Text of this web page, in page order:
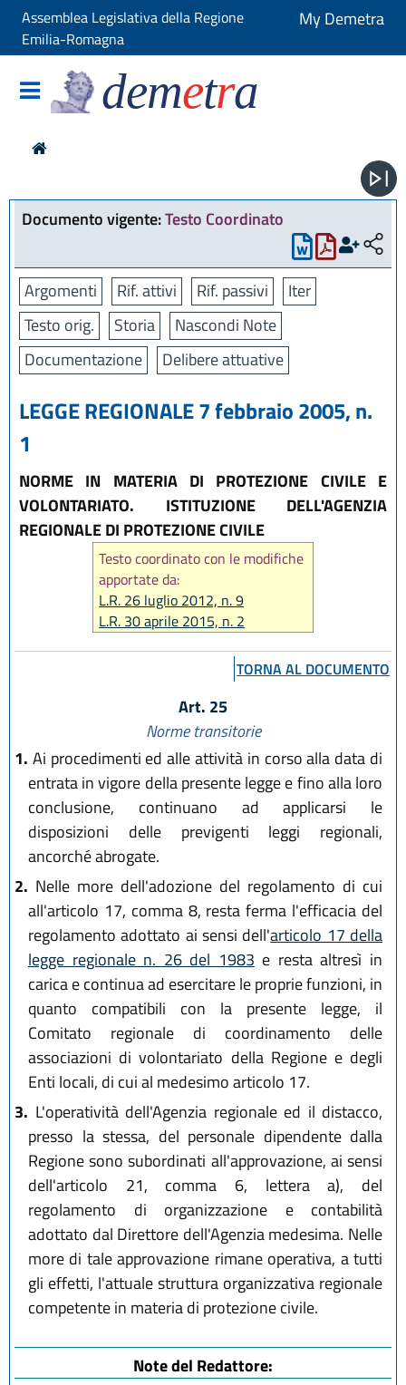
Assemblea Legislativa della Regione
Emilia-Romagna
My Demetra
demetra
Documento vigente:Testo Coordinato
Argomenti Rif. attivi Rif. passivi
Iter
Testo orig.
Storia
Nascondi Note
Documentazione
Delibere attuative
LEGGE REGIONALE 7 febbraio 2005, n.
1
NORME IN MATERIA DI PROTEZIONE CIVILE E
VOLONTARIATO. ISTITUZIONE DELL'AGENZIA
REGIONALE DI PROTEZIONE CIVILE
Testo coordinato con le modifiche
apportate da:
L.R. 26 luglio 2012, n. 9
L.R. 30 aprile 2015, n. 2
L.R. 18 luglio 2017, n. 16
L.R. 20 dicembre 2018, n. 21
TORNA AL DOCUMENTO
Art. 25
Norme transitorie
1. Ai procedimenti ed alle attività in corso alla data di
entrata in vigore della presente legge e fino alla loro
conclusione, continuano ad applicarsi le
disposizioni delle previgenti leggi regionali,
ancorché abrogate.
2. Nelle more dell'adozione del regolamento di cui
all'articolo 17, comma 8, resta ferma l'efficacia del
regolamento adottato ai sensi dell'articolo 17 della
legge regionale n. 26 del 1983 e resta altresì in
carica e continua ad esercitare le proprie funzioni, in
quanto compatibili con la presente legge, il
Comitato regionale di coordinamento delle
associazioni di volontariato della Regione e degli
Enti locali, di cui al medesimo articolo 17.
3. L'operatività dell'Agenzia regionale ed il distacco,
presso la stessa, del personale dipendente dalla
Regione sono subordinati all'approvazione, ai sensi
dell'articolo 21, comma 6, lettera a), del
regolamento di organizzazione e contabilità
adottato dal Direttore dell'Agenzia medesima. Nelle
more di tale approvazione rimane operativa, a tutti
gli effetti, l'attuale struttura organizzativa regionale
competente in materia di protezione civile.
Note del Redattore: